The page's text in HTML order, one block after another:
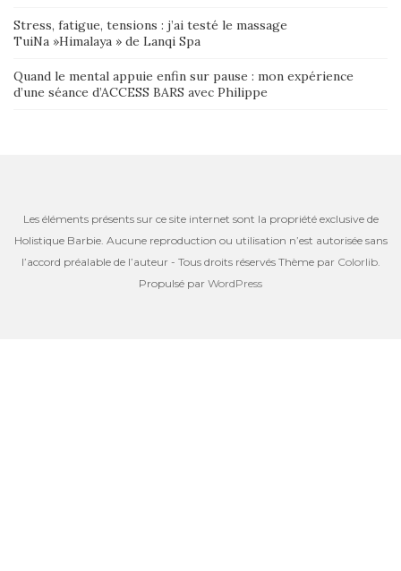
Stress, fatigue, tensions : j’ai testé le massage
TuiNa »Himalaya » de Lanqi Spa
Quand le mental appuie enfin sur pause : mon expérience
d’une séance d’ACCESS BARS avec Philippe
Les éléments présents sur ce site internet sont la propriété exclusive de
Holistique Barbie. Aucune reproduction ou utilisation n’est autorisée sans
l’accord préalable de l’auteur - Tous droits réservés Thème par Colorlib.
Propulsé par WordPress